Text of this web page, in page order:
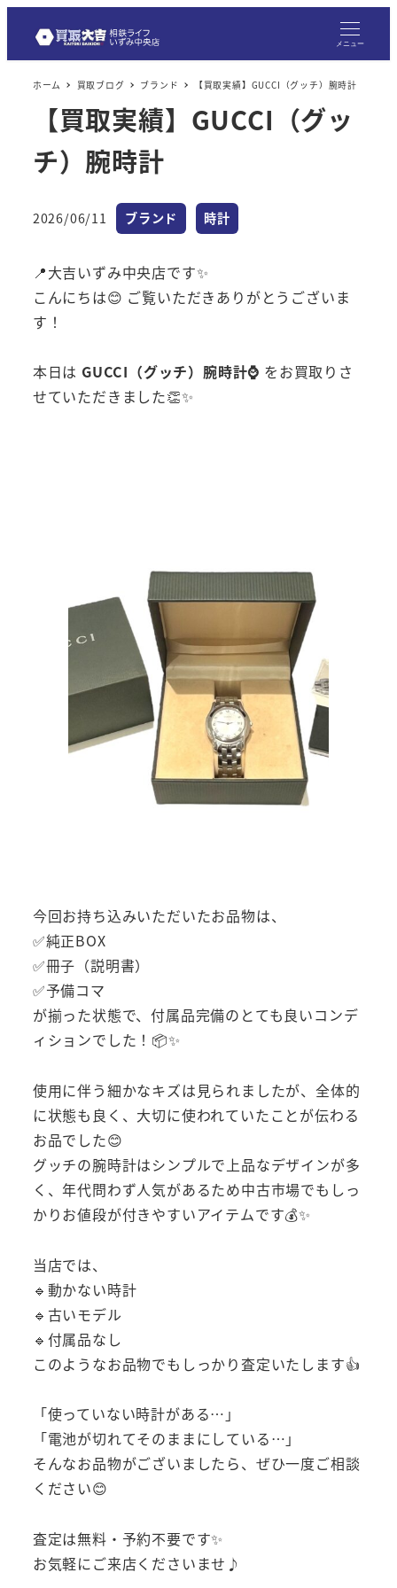
メニュー
ホーム 買取ブログ ブランド 【買取実績】GUCCI（グッチ）腕時計
【買取実績】GUCCI（グッ
チ）腕時計
投稿日
2026/06/11 カテゴリー
ブランド カテゴリー
時計
📍大吉いずみ中央店です✨
こんにちは😊 ご覧いただきありがとうございま
す！
本日は GUCCI（グッチ）腕時計⌚ をお買取りさ
せていただきました👏✨
今回お持ち込みいただいたお品物は、
✅純正BOX
✅冊子（説明書）
✅予備コマ
が揃った状態で、付属品完備のとても良いコンデ
ィションでした！📦✨
使用に伴う細かなキズは見られましたが、全体的
に状態も良く、大切に使われていたことが伝わる
お品でした😊
グッチの腕時計はシンプルで上品なデザインが多
く、年代問わず人気があるため中古市場でもしっ
かりお値段が付きやすいアイテムです💰✨
当店では、
🔹動かない時計
🔹古いモデル
🔹付属品なし
このようなお品物でもしっかり査定いたします👍
「使っていない時計がある…」
「電池が切れてそのままにしている…」
そんなお品物がございましたら、ぜひ一度ご相談
ください😊
査定は無料・予約不要です✨
お気軽にご来店くださいませ♪